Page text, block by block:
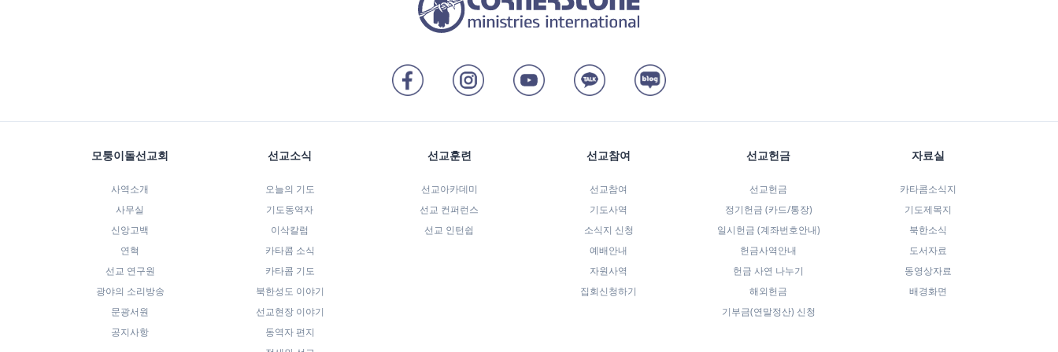
모퉁이돌선교회
사역소개
사무실
신앙고백
연혁
선교 연구원
광야의 소리방송
문광서원
공지사항
선교소식
오늘의 기도
기도동역자
이삭칼럼
카타콤 소식
카타콤 기도
북한성도 이야기
선교현장 이야기
동역자 편지
선교훈련
선교아카데미
선교 컨퍼런스
선교 인턴쉽
선교참여
선교참여
기도사역
소식지 신청
예배안내
자원사역
집회신청하기
선교헌금
선교헌금
정기헌금 (카드/통장)
일시헌금 (계좌번호안내)
헌금사역안내
헌금 사연 나누기
해외헌금
기부금(연말정산) 신청
자료실
카타콤소식지
기도제목지
북한소식
도서자료
동영상자료
배경화면